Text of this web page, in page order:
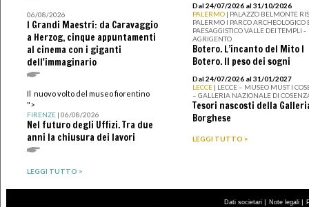
06/08/2026
I Grandi Maestri: da Caravaggio
a Herzog, cinque appuntamenti
al cinema con i giganti
dell'immaginario
Il nuovo volto del museo fiorentino
">
FIRENZE| 06/08/2026
Nel futuro degli Uffizi. Tra due
anni la chiusura dei lavori
LEGGI TUTTO >
Dal 24/07/2026 al 31/10/2026
PALERMO | PALAZZO BELMONTE
PALERMO I PARCO ARCHEOLOGICO
PAESAGGISTICO VALLE DEI TEMPLI -
AGRIGENTO
Botero. L’incanto del Mito I
Botero. Il peso dei sogni
Dal 24/07/2026 al 31/01/2027
LECCE | LECCE – MUSEO MUST I
– GALLERIA NAZIONALE DI
Tesori nascosti della
Borghese
LEGGI TUTTO >
Dati societari | Note legali |